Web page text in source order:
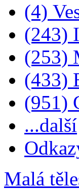
(4)
(243)
(253)
(433)
(951)
...další
Malá